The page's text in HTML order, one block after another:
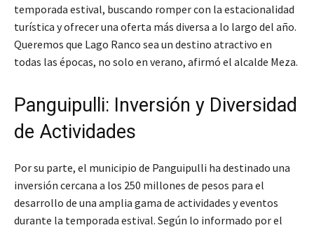
temporada estival, buscando romper con la estacionalidad
turística y ofrecer una oferta más diversa a lo largo del año.
Queremos que Lago Ranco sea un destino atractivo en
todas las épocas, no solo en verano, afirmó el alcalde Meza.
Panguipulli: Inversión y Diversidad
de Actividades
Por su parte, el municipio de Panguipulli ha destinado una
inversión cercana a los 250 millones de pesos para el
desarrollo de una amplia gama de actividades y eventos
durante la temporada estival. Según lo informado por el